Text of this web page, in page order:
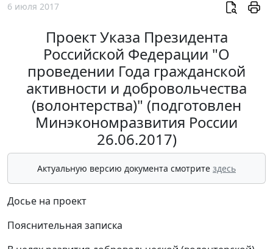
6 июля 2017
Проект Указа Президента
Российской Федерации "О
проведении Года гражданской
активности и добровольчества
(волонтерства)" (подготовлен
Минэкономразвития России
26.06.2017)
Актуальную версию документа смотрите здесь
Досье на проект
Пояснительная записка